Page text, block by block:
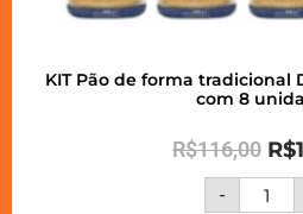
KIT Pão de forma tradicional
com 8
R$116,00 R$
-